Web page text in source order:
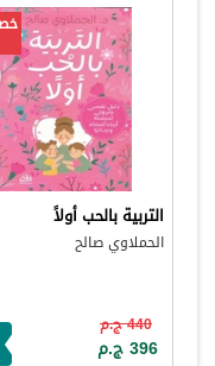
التربية بالحب أولاً
الحملاوي صالح
440 ج.م
396 ج.م